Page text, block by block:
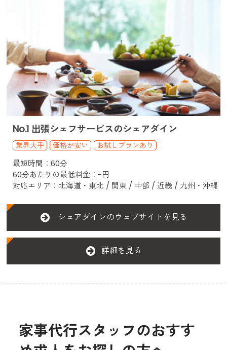
No.1 出張シェフサービスのシェアダイン
業界大手 価格が安い お試しプランあり
最短時間：60分
60分あたりの最低料金：-円
対応エリア：北海道・東北 / 関東 / 中部 / 近畿 / 九州・沖縄
シェアダインのウェブサイトを見る
詳細を見る
家事代行スタッフのおすす